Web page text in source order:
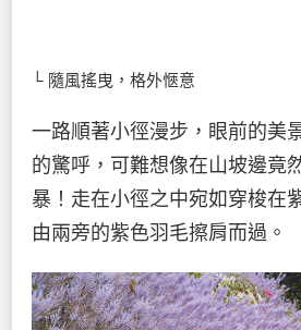
└ 隨風搖曳，格外愜意
一路順著小徑漫步，眼前的美
的驚呼，可難想像在山坡邊竟
暴！走在小徑之中宛如穿梭在
由兩旁的紫色羽毛擦肩而過。